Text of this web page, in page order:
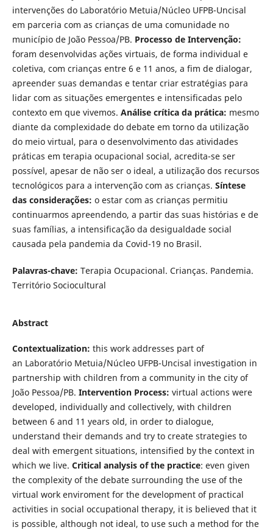
intervenções do Laboratório Metuia/Núcleo UFPB-Uncisal
em parceria com as crianças de uma comunidade no
município de João Pessoa/PB. Processo de Intervenção:
foram desenvolvidas ações virtuais, de forma individual e
coletiva, com crianças entre 6 e 11 anos, a fim de dialogar,
apreender suas demandas e tentar criar estratégias para
lidar com as situações emergentes e intensificadas pelo
contexto em que vivemos. Análise crítica da prática: mesmo
diante da complexidade do debate em torno da utilização
do meio virtual, para o desenvolvimento das atividades
práticas em terapia ocupacional social, acredita-se ser
possível, apesar de não ser o ideal, a utilização dos recursos
tecnológicos para a intervenção com as crianças. Síntese
das considerações: o estar com as crianças permitiu
continuarmos apreendendo, a partir das suas histórias e de
suas famílias, a intensificação da desigualdade social
causada pela pandemia da Covid-19 no Brasil.
Palavras-chave: Terapia Ocupacional. Crianças. Pandemia.
Território Sociocultural
Abstract
Contextualization: this work addresses part of
an Laboratório Metuia/Núcleo UFPB-Uncisal investigation in
partnership with children from a community in the city of
João Pessoa/PB. Intervention Process: virtual actions were
developed, individually and collectively, with children
between 6 and 11 years old, in order to dialogue,
understand their demands and try to create strategies to
deal with emergent situations, intensified by the context in
which we live. Critical analysis of the practice: even given
the complexity of the debate surrounding the use of the
virtual work enviroment for the development of practical
activities in social occupational therapy, it is believed that it
is possible, although not ideal, to use such a method for the